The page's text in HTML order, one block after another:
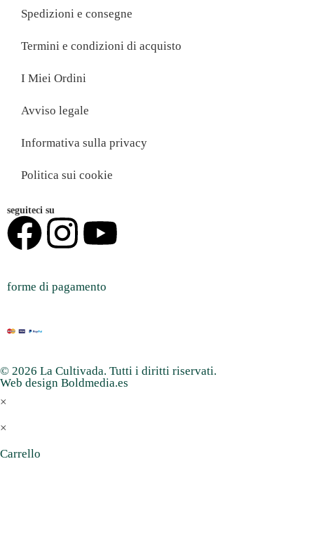
Spedizioni e consegne
Termini e condizioni di acquisto
I Miei Ordini
Avviso legale
Informativa sulla privacy
Politica sui cookie
seguiteci su
forme di pagamento
© 2026 La Cultivada. Tutti i diritti riservati.
Web design Boldmedia.es
×
×
Carrello